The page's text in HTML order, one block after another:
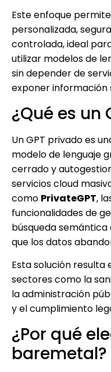
Este enfoque
personalizada,
controlada, ideal
utilizar modelos de
sin depender de
exponer información
¿Qué es un
Un GPT privado es
modelo de lenguaje
cerrado y
servicios cloud
como PrivateGPT,
funcionalidades de
búsqueda
que los datos
Esta solución
sectores como la
la administración
y el cumplimiento
¿Por qué
baremetal?